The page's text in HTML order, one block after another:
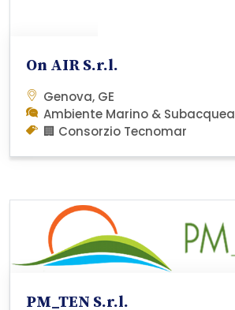
On AIR S.r.l.
Genova, GE
Ambiente Marino & Subacquea
🏢 Consorzio Tecnomar
PM_TEN S.r.l.